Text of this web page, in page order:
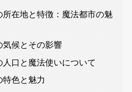
所在地と特徴：魔法都市の魅
気候とその影響
人口と魔法使いについて
特色と魅力